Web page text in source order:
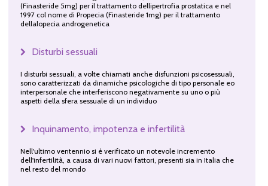
(Finasteride 5mg) per il trattamento dellipertrofia prostatica e nel
1997 col nome di Propecia (Finasteride 1mg) per il trattamento
dellalopecia androgenetica
Disturbi sessuali
I disturbi sessuali, a volte chiamati anche disfunzioni psicosessuali,
sono caratterizzati da dinamiche psicologiche di tipo personale eo
interpersonale che interferiscono negativamente su uno o più
aspetti della sfera sessuale di un individuo
Inquinamento, impotenza e infertilità
Nell'ultimo ventennio si è verificato un notevole incremento
dell'infertilità, a causa di vari nuovi fattori, presenti sia in Italia che
nel resto del mondo